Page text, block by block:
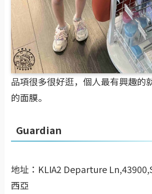
品項很多很好逛，個人最有興趣的
的面膜。
Guardian
地址：KLIA2 Departure
西亞